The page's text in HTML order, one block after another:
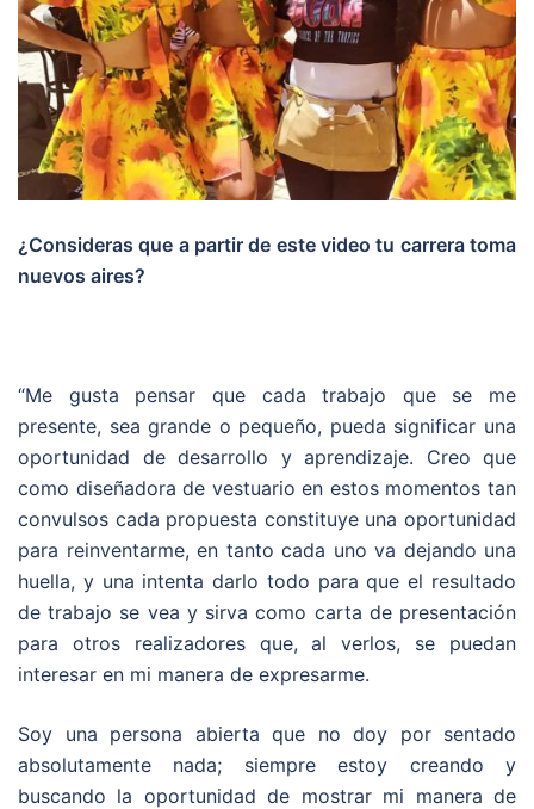
¿Consideras que a partir de este video tu carrera toma
nuevos aires?
“Me gusta pensar que cada trabajo que se me
presente, sea grande o pequeño, pueda significar una
oportunidad de desarrollo y aprendizaje. Creo que
como diseñadora de vestuario en estos momentos tan
convulsos cada propuesta constituye una oportunidad
para reinventarme, en tanto cada uno va dejando una
huella, y una intenta darlo todo para que el resultado
de trabajo se vea y sirva como carta de presentación
para otros realizadores que, al verlos, se puedan
interesar en mi manera de expresarme.
Soy una persona abierta que no doy por sentado
absolutamente nada; siempre estoy creando y
buscando la oportunidad de mostrar mi manera de